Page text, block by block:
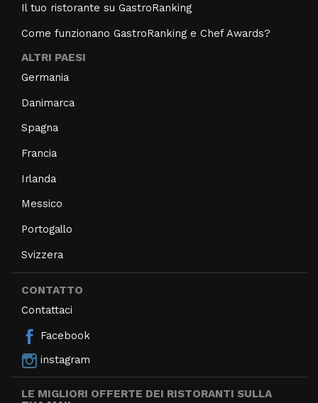
Il tuo ristorante su GastroRanking
Come funzionano GastroRanking e Chef Awards?
ALTRI PAESI
Germania
Danimarca
Spagna
Francia
Irlanda
Messico
Portogallo
Svizzera
CONTATTO
Contattaci
Facebook
instagram
LE MIGLIORI OFFERTE DEI RISTORANTI SULLA